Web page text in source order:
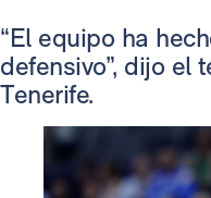
“El equipo ha
defensivo”, dijo el
Tenerife.